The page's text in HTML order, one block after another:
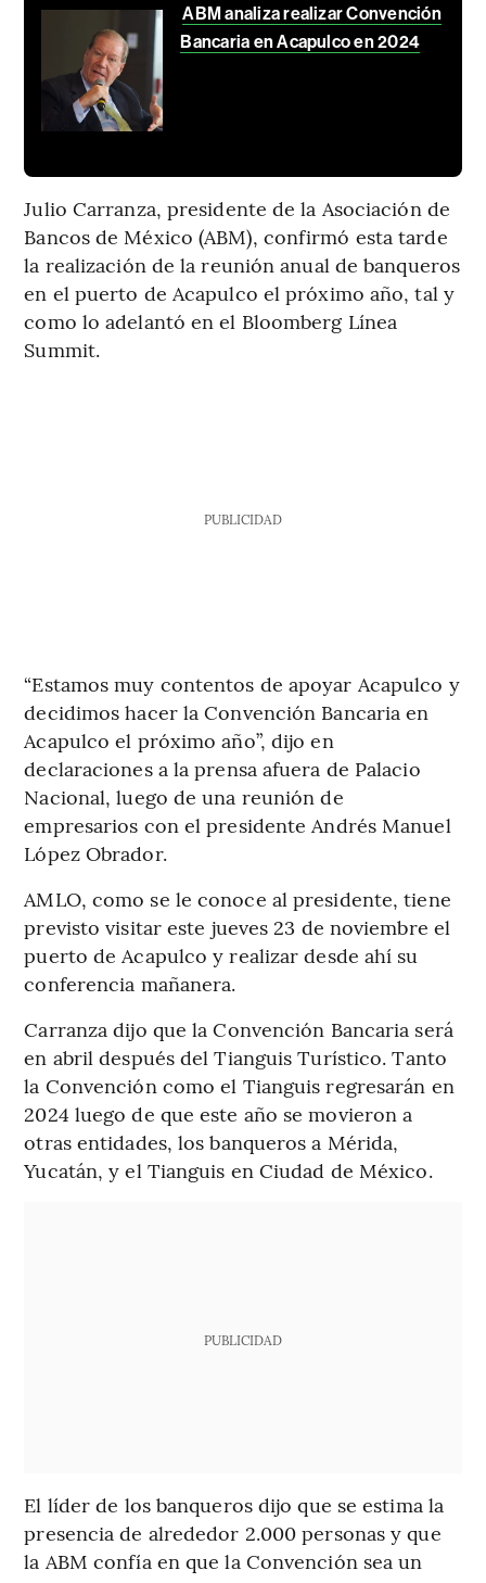
ABM analiza realizar Convención
Bancaria en Acapulco en 2024
Julio Carranza, presidente de la Asociación de
Bancos de México (ABM), confirmó esta tarde
la realización de la reunión anual de banqueros
en el puerto de Acapulco el próximo año, tal y
como lo adelantó en el Bloomberg Línea
Summit.
PUBLICIDAD
“Estamos muy contentos de apoyar Acapulco y
decidimos hacer la Convención Bancaria en
Acapulco el próximo año”, dijo en
declaraciones a la prensa afuera de Palacio
Nacional, luego de una reunión de
empresarios con el presidente Andrés Manuel
López Obrador.
AMLO, como se le conoce al presidente, tiene
previsto visitar este jueves 23 de noviembre el
puerto de Acapulco y realizar desde ahí su
conferencia mañanera.
Carranza dijo que la Convención Bancaria será
en abril después del Tianguis Turístico. Tanto
la Convención como el Tianguis regresarán en
2024 luego de que este año se movieron a
otras entidades, los banqueros a Mérida,
Yucatán, y el Tianguis en Ciudad de México.
PUBLICIDAD
El líder de los banqueros dijo que se estima la
presencia de alrededor 2.000 personas y que
la ABM confía en que la Convención sea un